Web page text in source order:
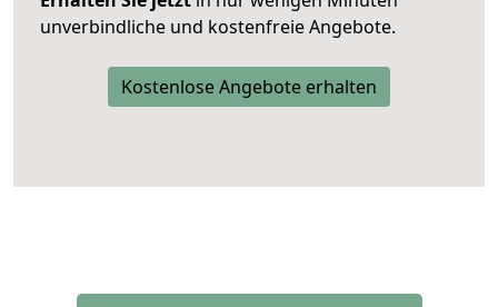
unverbindliche und kostenfreie Angebote.
Kostenlose Angebote erhalten